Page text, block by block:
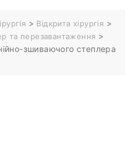
> Відкрита хірургія >
та перезавантаження >
зшиваючого степлера